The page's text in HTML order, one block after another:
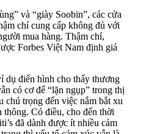
và “giày Soobin”, các cửa
chí cung cấp không đủ với
mua hàng. Thậm chí,
Forbes Việt Nam định giá
dụ điển hình cho thấy thương
có cơ để “lặn ngụp” trong thị
chú trọng đến việc nắm bắt xu
Có điều, cho đến thời
đã dành được ít nhiều cảm